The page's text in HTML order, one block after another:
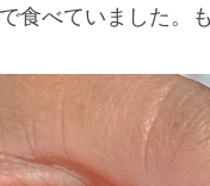
食べていました。